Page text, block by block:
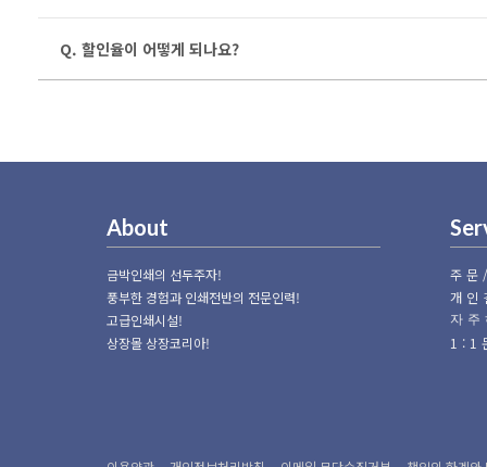
Q. 할인율이 어떻게 되나요?
About
금박인쇄의 선두주자!
풍부한 경험과 인쇄전반의 전문인력!
고급인쇄시설!
상장몰 상장코리아!
주
개인
자
1:1